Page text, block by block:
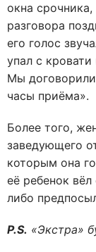
окна
разговора
его голос
упал с
Мы
часы приёма».
Более того,
заведующего
которым она
её ребенок
либо
P.S. «Экстра»